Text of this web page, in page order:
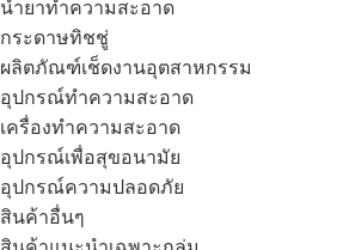
น้ำยาทำความสะอาด
กระดาษทิชชู่
ผลิตภัณฑ์เช็ดงานอุตสาหกรรม
อุปกรณ์ทำความสะอาด
เครื่องทำความสะอาด
อุปกรณ์เพื่อสุขอนามัย
อุปกรณ์ความปลอดภัย
สินค้าอื่นๆ